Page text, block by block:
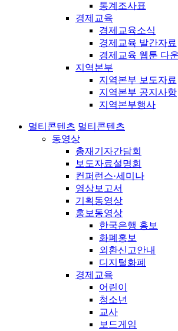
통계조사표
경제교육
경제교육소식
경제교육 발간자료
경제교육 웹툰 다
지역본부
지역본부 보도자료
지역본부 공지사항
지역본부행사
멀티콘텐츠 멀티콘텐츠
동영상
총재기자간담회
보도자료설명회
컨퍼런스·세미나
영상보고서
기획동영상
홍보동영상
한국은행 홍보
화폐홍보
외환신고안내
디지털화폐
경제교육
어린이
청소년
교사
보드게임